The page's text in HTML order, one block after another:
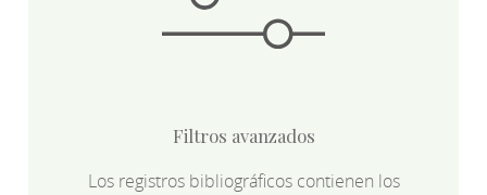
Filtros avanzados
Los registros bibliográficos contienen los